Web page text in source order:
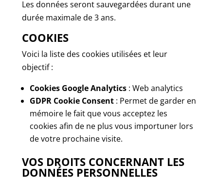
Les données seront sauvegardées durant une
durée maximale de 3 ans.
COOKIES
Voici la liste des cookies utilisées et leur
objectif :
Cookies Google Analytics: Web analytics
GDPR Cookie Consent: Permet de garder en
mémoire le fait que vous acceptez les
cookies afin de ne plus vous importuner lors
de votre prochaine visite.
VOS DROITS CONCERNANT LES
DONNÉES PERSONNELLES